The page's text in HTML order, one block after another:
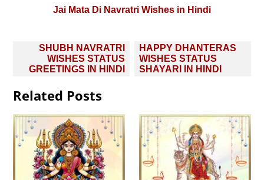
Jai Mata Di Navratri Wishes in Hindi
navigation
SHUBH NAVRATRI
WISHES STATUS
GREETINGS IN HINDI
HAPPY DHANTERAS
WISHES STATUS
SHAYARI IN HINDI
Related Posts